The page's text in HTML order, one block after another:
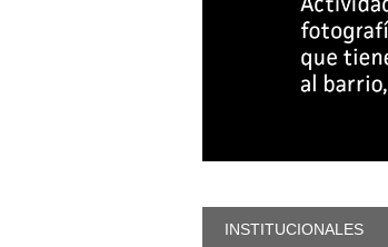
INSTITUCIONALES